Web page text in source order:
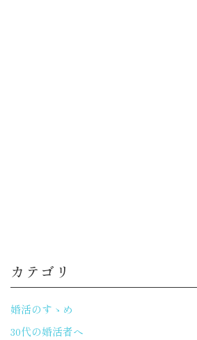
カテゴリ
婚活のすゝめ
30代の婚活者へ